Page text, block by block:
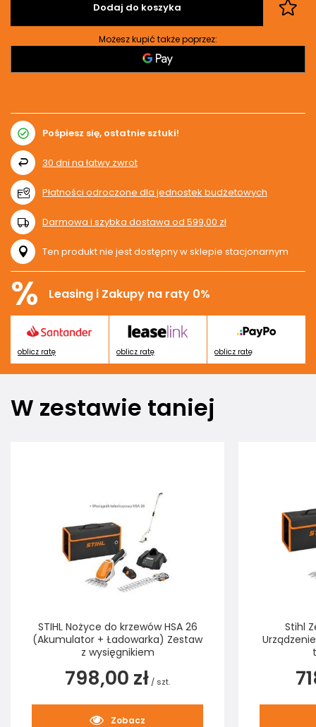
Dodaj do koszyka
Możesz kupić także poprzez:
Pośpiesz się, ostatnie sztuki!
30 dni na łatwy zwrot
Płatności odroczone dla jednostek budżetowych
Darmowa i szybka dostawa od 599,00 zł
Ten produkt nie jest dostępny w sklepie stacjonarnym
% Leasing i Zakupy na raty 0%
oblicz ratę oblicz ratę oblicz ratę
W zestawie taniej
STIHL Nożyce do krzewów HSA 26
(Akumulator + Ładowarka) Zestaw
z wysięgnikiem
798,00 zł / szt.
Zobacz
Stihl